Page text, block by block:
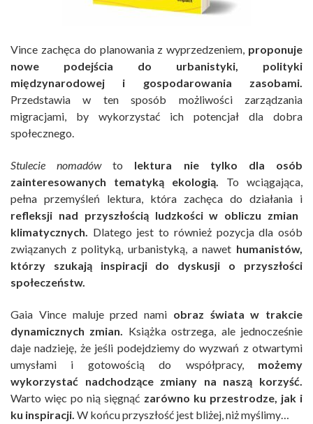
Vince zachęca do planowania z wyprzedzeniem, proponuje
nowe podejścia do urbanistyki, polityki
międzynarodowej i gospodarowania zasobami.
Przedstawia w ten sposób możliwości zarządzania
migracjami, by wykorzystać ich potencjał dla dobra
społecznego.
Stulecie nomadówto lektura nie tylko dla osób
zainteresowanych tematyką ekologią. To wciągająca,
pełna przemyśleń lektura, która zachęca do działania i
refleksji nad przyszłością ludzkości w obliczu zmian
klimatycznych. Dlatego jest to również pozycja dla osób
związanych z polityką, urbanistyką, a nawet humanistów,
którzy szukają inspiracji do dyskusji o przyszłości
społeczeństw.
Gaia Vince maluje przed nami obraz świata w trakcie
dynamicznych zmian. Książka ostrzega, ale jednocześnie
daje nadzieję, że jeśli podejdziemy do wyzwań z otwartymi
umysłami i gotowością do współpracy, możemy
wykorzystać nadchodzące zmiany na naszą korzyść.
Warto więc po nią sięgnąć zarówno ku przestrodze, jak i
ku inspiracji. W końcu przyszłość jest bliżej, niż myślimy…